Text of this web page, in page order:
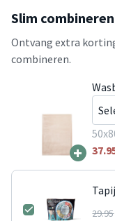
Slim combineren
Ontvang extra
combineren.
+
29.95